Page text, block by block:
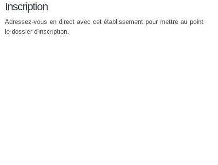
Inscription
Adressez-vous en direct avec cet établissement pour mettre au point
le dossier d'inscription.